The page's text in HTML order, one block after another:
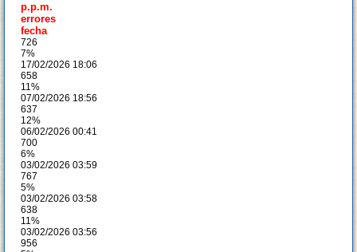
p.p.m.
errores
fecha
726
7%
17/02/2026 18:06
658
11%
07/02/2026 18:56
637
12%
06/02/2026 00:41
700
6%
03/02/2026 03:59
767
5%
03/02/2026 03:58
638
11%
03/02/2026 03:56
956